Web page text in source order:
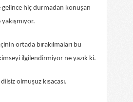
hiç durmadan konuşan
ortada bırakılmaları bu
ilgilendirmiyor ne yazık ki.
olmuşuz kısacası.